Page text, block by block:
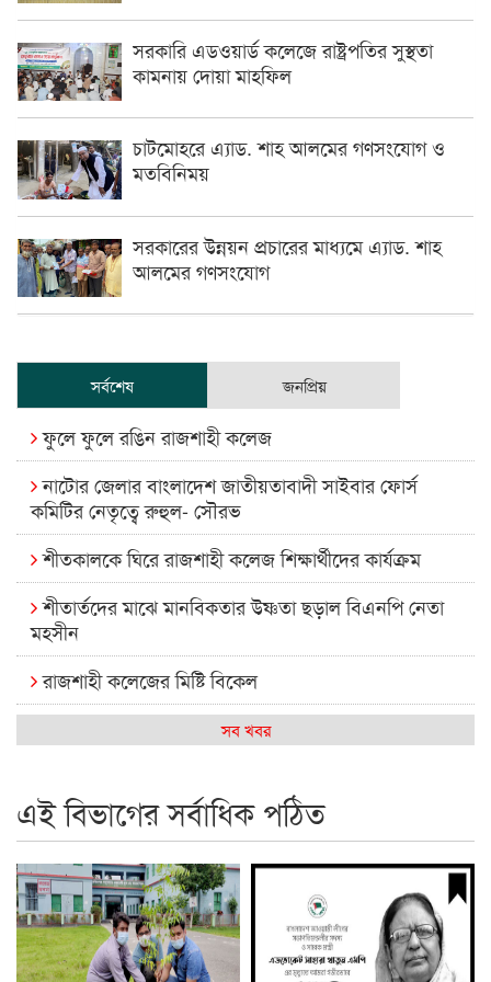
সরকারি এডওয়ার্ড কলেজে রাষ্ট্রপতির সুস্থতা
কামনায় দোয়া মাহফিল
চাটমোহরে এ্যাড. শাহ আলমের গণসংযোগ ও
মতবিনিময়
সরকারের উন্নয়ন প্রচারের মাধ্যমে এ্যাড. শাহ
আলমের গণসংযোগ
সর্বশেষ জনপ্রিয়
ফুলে ফুলে রঙিন রাজশাহী কলেজ
নাটোর জেলার বাংলাদেশ জাতীয়তাবাদী সাইবার ফোর্স
কমিটির নেতৃত্বে রুহুল- সৌরভ
শীতকালকে ঘিরে রাজশাহী কলেজ শিক্ষার্থীদের কার্যক্রম
শীতার্তদের মাঝে মানবিকতার উষ্ণতা ছড়াল বিএনপি নেতা
মহসীন
রাজশাহী কলেজের মিষ্টি বিকেল
কেমন আছে আমাদের দেশের মধ্যবিত্তরা
রাজশাইন একাডেমির ফল প্রকাশ ও পুরস্কার বিতরণ
রাজশাহী কলেজের শিক্ষার্থী শাখাওয়াত পেলেন স্টার এক্সিলেন্স
অ্যাওয়ার্ড
বিশ্ব নদী বিবস উপলক্ষে নদী সুরক্ষায় নাওযাত্রা
সব খবর
এই বিভাগের সর্বাধিক পঠিত